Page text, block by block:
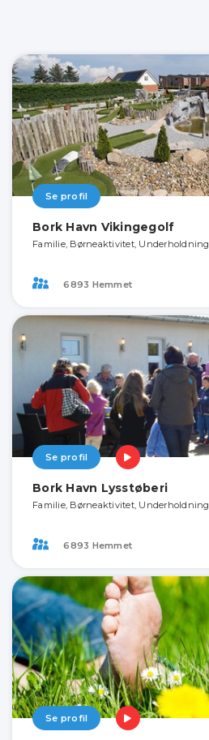
Se profil
Bork Havn Vikingegolf
Familie, Børneaktivitet, Underholdning
6893 Hemmet
Se profil
Bork Havn Lysstøberi
Familie, Børneaktivitet, Underholdning
6893 Hemmet
Se profil